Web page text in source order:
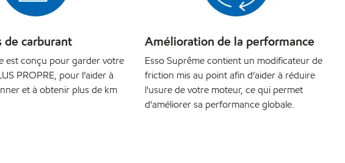
de carburant
est conçu pour garder votre
PROPRE, pour l’aider à
et à obtenir plus de km
Amélioration de la performance
Esso Suprême contient un modificateur de
friction mis au point afin d’aider à réduire
l'usure de votre moteur, ce qui permet
d'améliorer sa performance globale.